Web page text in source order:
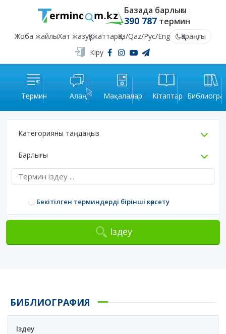
Базада барлығы
390 787термин
Жоба жайлыХат жазуҚұжаттарҚаз/Qaz/Рус/Eng
Қараңғы
Кіру
Термин Алаң Мақалалар Кітаптар
Категорияны таңдаңыз
Барлығы
Бекітілген терминдерді бірінші көрсету
Іздеу
БИБЛИОГРАФИЯ
Іздеу